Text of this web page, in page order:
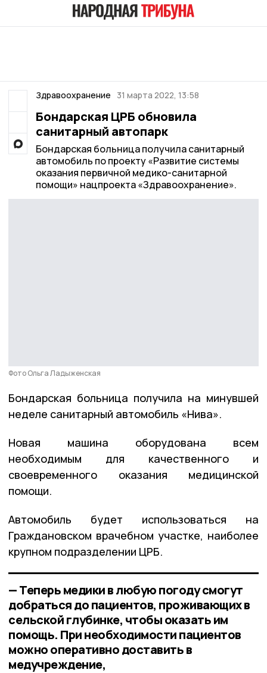
Здравоохранение 31 марта 2022, 13:58
Бондарская ЦРБ обновила
санитарный автопарк
Бондарская больница получила санитарный
автомобиль по проекту «Развитие системы
оказания первичной медико-санитарной
помощи» нацпроекта «Здравоохранение».
Фото Ольга Ладыженская
Бондарская больница получила на минувшей
неделе санитарный автомобиль «Нива».
Новая машина оборудована всем
необходимым для качественного и
своевременного оказания медицинской
помощи.
Автомобиль будет использоваться на
Граждановском врачебном участке, наиболее
крупном подразделении ЦРБ.
— Теперь медики в любую погоду смогут
добраться до пациентов, проживающих в
сельской глубинке, чтобы оказать им
помощь. При необходимости пациентов
можно оперативно доставить в
медучреждение,